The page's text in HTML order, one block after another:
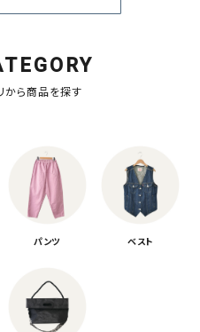
から商品を探す
パンツ ベスト